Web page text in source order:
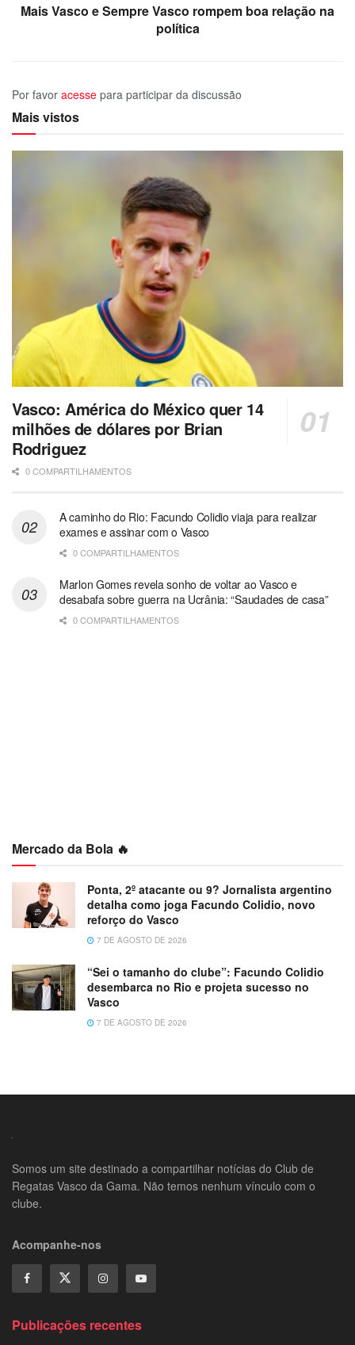
Mais Vasco e Sempre Vasco rompem boa relação na
política
Por favor acesse para participar da discussão
Mais vistos
Vasco: América do México quer 14
milhões de dólares por Brian
Rodriguez
0 COMPARTILHAMENTOS
A caminho do Rio: Facundo Colidio viaja para realizar
exames e assinar com o Vasco
0 COMPARTILHAMENTOS
Marlon Gomes revela sonho de voltar ao Vasco e
desabafa sobre guerra na Ucrânia: “Saudades de casa”
0 COMPARTILHAMENTOS
Mercado da Bola 🔥
Ponta, 2º atacante ou 9? Jornalista argentino
detalha como joga Facundo Colidio, novo
reforço do Vasco
7 DE AGOSTO DE 2026
“Sei o tamanho do clube”: Facundo Colidio
desembarca no Rio e projeta sucesso no
Vasco
7 DE AGOSTO DE 2026
Somos um site destinado a compartilhar notícias do Club de
Regatas Vasco da Gama. Não temos nenhum vínculo com o
clube.
Acompanhe-nos
Publicações recentes